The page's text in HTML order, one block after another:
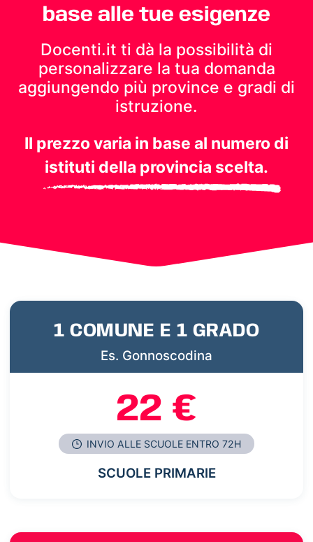
base alle tue esigenze
Docenti.it ti dà la possibilità di
personalizzare la tua domanda
aggiungendo più province e gradi di
istruzione.
Il prezzo varia in base al numero di
istituti della provincia scelta.
1 COMUNE E 1 GRADO
Es. Gonnoscodina
22 €
INVIO ALLE SCUOLE ENTRO 72H
SCUOLE PRIMARIE